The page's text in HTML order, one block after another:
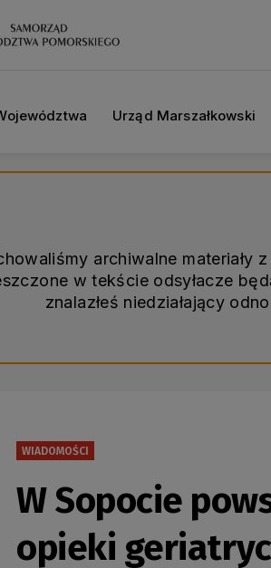
Urząd Marszałkowski
archiwalne materiały
w tekście odsyłacze
znalazłeś niedziałający
WIADOMOŚCI
W Sopocie
opieki